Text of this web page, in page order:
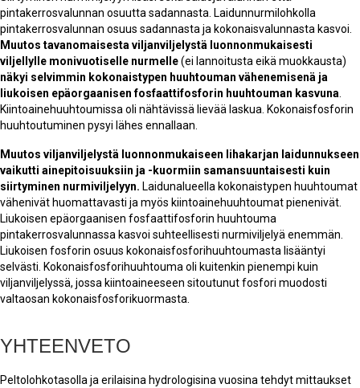
pintakerrosvalunnan osuutta sadannasta. Laidunnurmilohkolla
pintakerrosvalunnan osuus sadannasta ja kokonaisvalunnasta kasvoi.
Muutos tavanomaisesta viljanviljelystä luonnonmukaisesti
viljellylle monivuotiselle nurmelle(ei lannoitusta eikä muokkausta)
näkyi selvimmin kokonaistypen huuhtouman vähenemisenä ja
liukoisen epäorgaanisen fosfaattifosforin huuhtouman kasvuna
Kiintoainehuuhtoumissa oli nähtävissä lievää laskua. Kokonaisfosforin
huuhtoutuminen pysyi lähes ennallaan.
Muutos viljanviljelystä luonnonmukaiseen lihakarjan laidunnukseen
vaikutti ainepitoisuuksiin ja -kuormiin samansuuntaisesti kuin
siirtyminen nurmiviljelyyn. Laidunalueella kokonaistypen huuhtoumat
vähenivät huomattavasti ja myös kiintoainehuuhtoumat pienenivät.
Liukoisen epäorgaanisen fosfaattifosforin huuhtouma
pintakerrosvalunnassa kasvoi suhteellisesti nurmiviljelyä enemmän.
Liukoisen fosforin osuus kokonaisfosforihuuhtoumasta lisääntyi
selvästi. Kokonaisfosforihuuhtouma oli kuitenkin pienempi kuin
viljanviljelyssä, jossa kiintoaineeseen sitoutunut fosfori muodosti
valtaosan kokonaisfosforikuormasta.
YHTEENVETO
Peltolohkotasolla ja erilaisina hydrologisina vuosina tehdyt mittaukset